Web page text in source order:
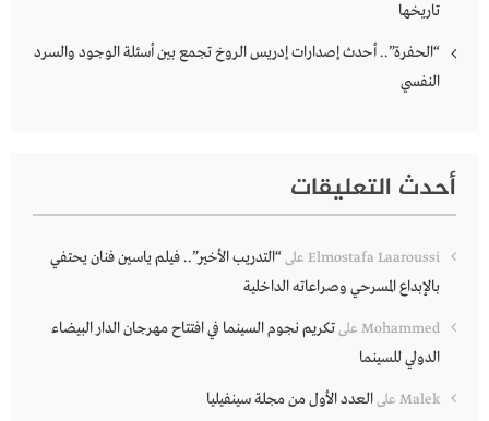
تاريخها
“الحفرة”.. أحدث إصدارات إدريس الروخ تجمع بين أسئلة الوجود والسرد
النفسي
أحدث التعليقات
Elmostafa Laaroussi على“التدريب الأخير”.. فيلم ياسين فنان يحتفي
بالإبداع المسرحي وصراعاته الداخلية
Mohammed علىتكريم نجوم السينما في افتتاح مهرجان الدار البيضاء
الدولي للسينما
Malek علىالعدد الأول من مجلة سينفيليا